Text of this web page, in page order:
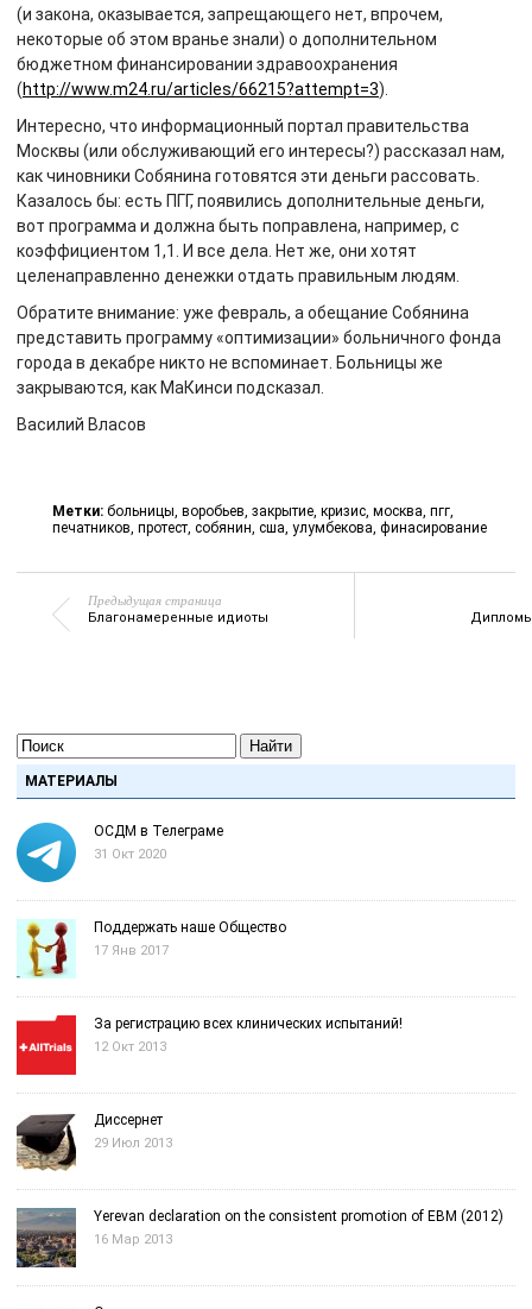
(и закона, оказывается, запрещающего нет, впрочем,
некоторые об этом вранье знали) о дополнительном
бюджетном финансировании здравоохранения
(http://www.m24.ru/articles/66215?attempt=3).
Интересно, что информационный портал правительства
Москвы (или обслуживающий его интересы?) рассказал нам,
как чиновники Собянина готовятся эти деньги рассовать.
Казалось бы: есть ПГГ, появились дополнительные деньги,
вот программа и должна быть поправлена, например, с
коэффициентом 1,1. И все дела. Нет же, они хотят
целенаправленно денежки отдать правильным людям.
Обратите внимание: уже февраль, а обещание Собянина
представить программу «оптимизации» больничного фонда
города в декабре никто не вспоминает. Больницы же
закрываются, как МаКинси подсказал.
Василий Власов
Метки: больницы, воробьев, закрытие, кризис, москва, пгг,
печатников, протест, собянин, сша, улумбекова, финасирование
Предыдущая страница
Благонамеренные идиоты
Найти
МАТЕРИАЛЫ
ОСДМ в Телеграме
31 Окт 2020
Поддержать наше Общество
17 Янв 2017
За регистрацию всех клинических испытаний!
12 Окт 2013
Диссернет
29 Июл 2013
Yerevan declaration on the consistent promotion of EBM (2012)
16 Мар 2013